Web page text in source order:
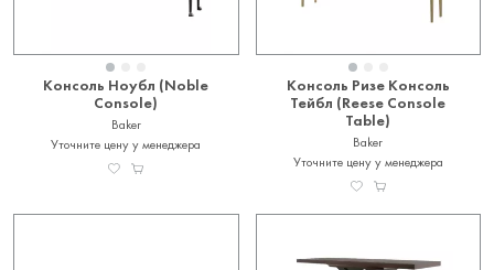
Консоль Ноубл (Noble
Console)
Baker
Уточните цену у менеджера
Консоль Ризе Консоль
Тейбл (Reese Console
Table)
Baker
Уточните цену у менеджера